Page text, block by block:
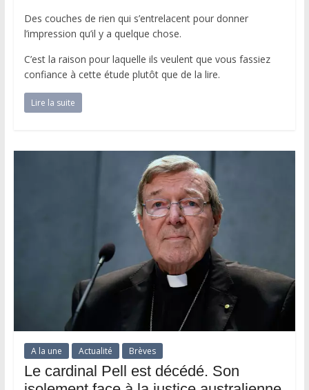
Des couches de rien qui s’entrelacent pour donner
l’impression qu’il y a quelque chose.
C’est la raison pour laquelle ils veulent que vous fassiez
confiance à cette étude plutôt que de la lire.
Lire la suite
A la une Actualité Brèves
Le cardinal Pell est décédé. Son